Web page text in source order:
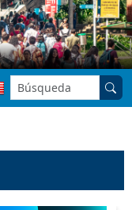
Buscar en el sitio: